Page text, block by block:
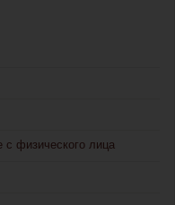
с физического лица